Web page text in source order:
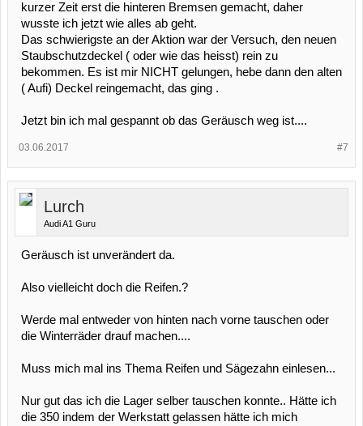
kurzer Zeit erst die hinteren Bremsen gemacht, daher
wusste ich jetzt wie alles ab geht.
Das schwierigste an der Aktion war der Versuch, den neuen
Staubschutzdeckel ( oder wie das heisst) rein zu
bekommen. Es ist mir NICHT gelungen, hebe dann den alten
( Aufi) Deckel reingemacht, das ging .
Jetzt bin ich mal gespannt ob das Geräusch weg ist....
#7
03.06.2017
Lurch
Audi A1 Guru
Geräusch ist unverändert da.
Also vielleicht doch die Reifen.?
Werde mal entweder von hinten nach vorne tauschen oder
die Winterräder drauf machen....
Muss mich mal ins Thema Reifen und Sägezahn einlesen...
Nur gut das ich die Lager selber tauschen konnte.. Hätte ich
die 350 indem der Werkstatt gelassen hätte ich mich